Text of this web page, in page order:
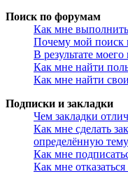
Поиск по форумам
Как мне
Почему мой поиск
В результате
Как мне найти
Как мне найти
Подписки и закладки
Чем закладки
Как мне сделать
определённую
Как мне
Как мне